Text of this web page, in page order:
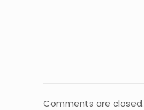
Comments are closed.